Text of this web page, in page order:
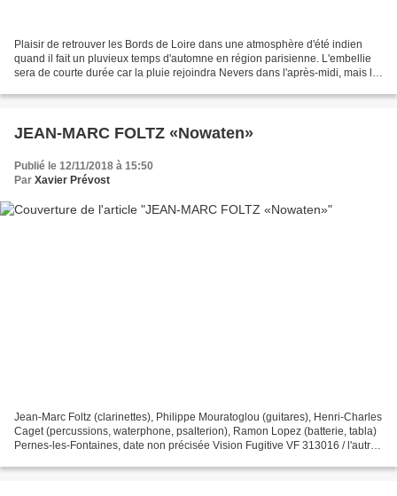
Plaisir de retrouver les Bords de Loire dans une atmosphère d'été indien
quand il fait un pluvieux temps d'automne en région parisienne. L'embellie
sera de courte durée car la pluie rejoindra Nevers dans l'après-midi, mais le
JEAN-MARC FOLTZ «Nowaten»
Publié le 12/11/2018 à 15:50
Par Xavier Prévost
Jean-Marc Foltz (clarinettes), Philippe Mouratoglou (guitares), Henri-Charles
Caget (percussions, waterphone, psalterion), Ramon Lopez (batterie, tabla)
Pernes-les-Fontaines, date non précisée Vision Fugitive VF 313016 / l'autre